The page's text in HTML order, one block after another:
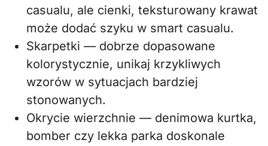
casualu, ale cienki, teksturowany krawat
może dodać szyku w smart casualu.
Skarpetki — dobrze dopasowane
kolorystycznie, unikaj krzykliwych
wzorów w sytuacjach bardziej
stonowanych.
Okrycie wierzchnie — denimowa kurtka,
bomber czy lekka parka doskonale